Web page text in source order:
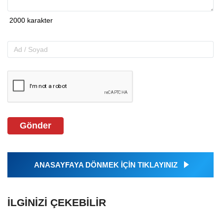
Gönder
ANASAYFAYA DÖNMEK İÇİN TIKLAYINIZ
İLGINIZI ÇEKEBILIR